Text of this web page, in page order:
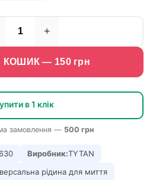
+
КОШИК — 150грн
в 1 клік
замовлення — 500 грн
Виробник:TYTAN
рідина для миття